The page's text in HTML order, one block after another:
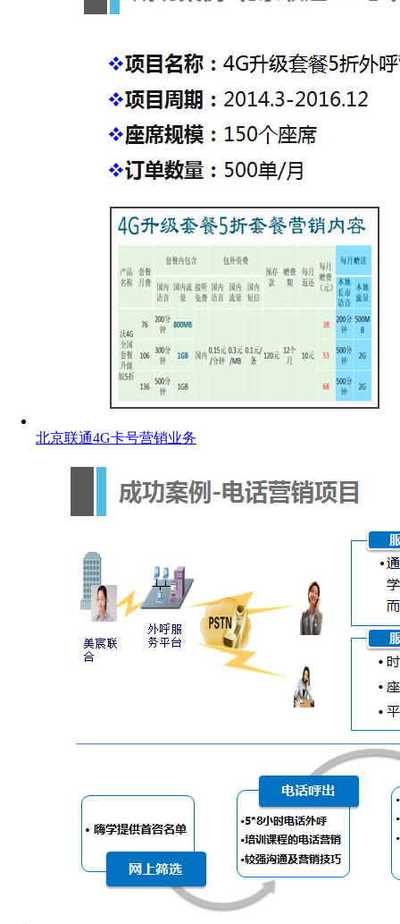
北京联通4G卡号营销业务